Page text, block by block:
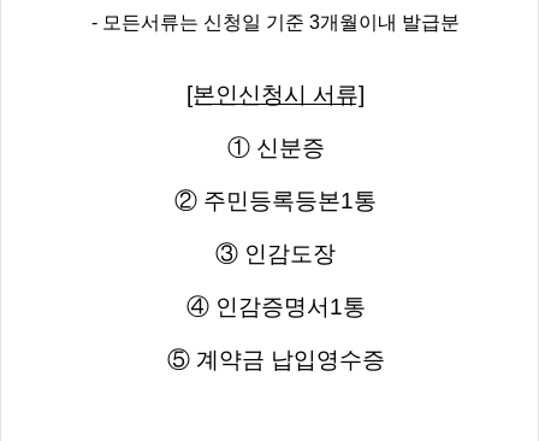
- 모든서류는 신청일 기준 3개월이내 발급분
[본인신청시 서류]
① 신분증
② 주민등록등본1통
③ 인감도장
④ 인감증명서1통
⑤ 계약금 납입영수증